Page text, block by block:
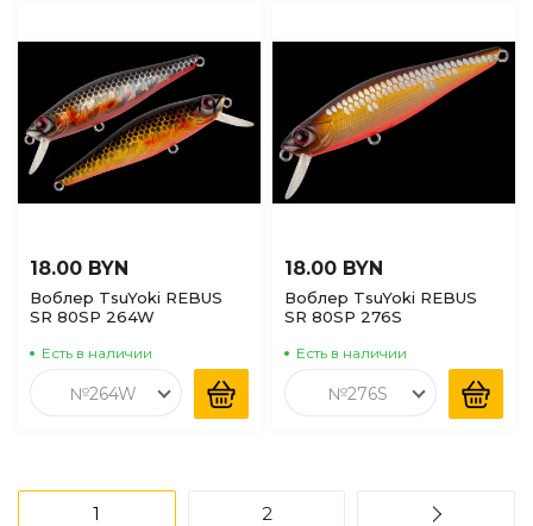
18.00 BYN
Воблер TsuYoki REBUS
SR 80SP 264W
Есть в наличии
№264W
18.00 BYN
Воблер TsuYoki REBUS
SR 80SP 276S
Есть в наличии
№276S
1 2